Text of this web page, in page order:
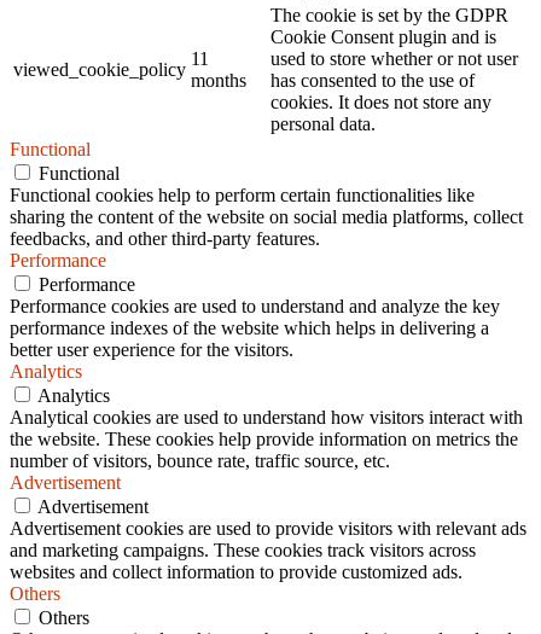
viewed_cookie_policy
11
months
The cookie is set by the GDPR
Cookie Consent plugin and is
used to store whether or not user
has consented to the use of
cookies. It does not store any
personal data.
Functional
Functional
Functional cookies help to perform certain functionalities like
sharing the content of the website on social media platforms, collect
feedbacks, and other third-party features.
Performance
Performance
Performance cookies are used to understand and analyze the key
performance indexes of the website which helps in delivering a
better user experience for the visitors.
Analytics
Analytics
Analytical cookies are used to understand how visitors interact with
the website. These cookies help provide information on metrics the
number of visitors, bounce rate, traffic source, etc.
Advertisement
Advertisement
Advertisement cookies are used to provide visitors with relevant ads
and marketing campaigns. These cookies track visitors across
websites and collect information to provide customized ads.
Others
Others